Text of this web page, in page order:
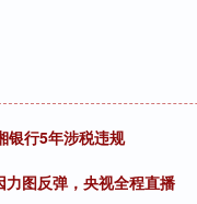
银行5年涉税违规
图反弹，央视全程直播